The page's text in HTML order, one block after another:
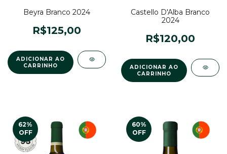
Beyra Branco 2024
R$125,00
Castello D'Alba Branco
2024
R$120,00
62%
OFF
60%
OFF